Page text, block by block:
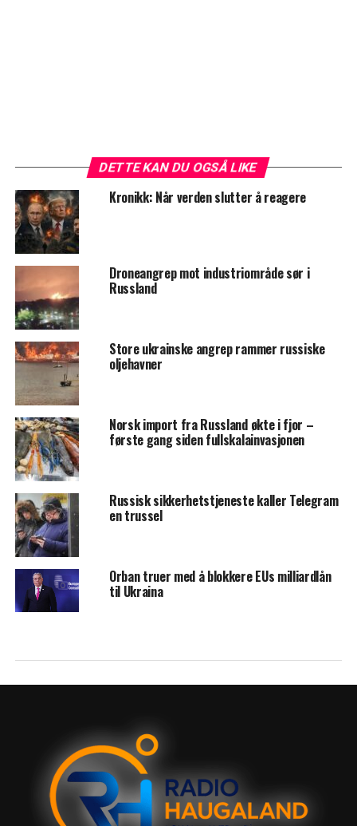
DETTE KAN DU OGSÅ LIKE
Kronikk: Når verden slutter å reagere
Droneangrep mot industriområde sør i
Russland
Store ukrainske angrep rammer russiske
oljehavner
Norsk import fra Russland økte i fjor –
første gang siden fullskalainvasjonen
Russisk sikkerhetstjeneste kaller Telegram
en trussel
Orban truer med å blokkere EUs milliardlån
til Ukraina